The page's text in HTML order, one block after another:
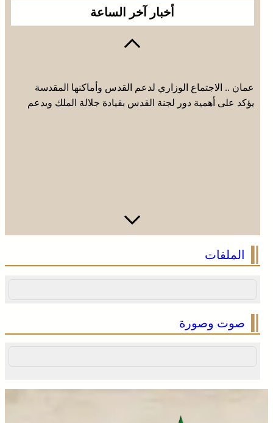
أخبار آخر الساعة
عمان .. الاجتماع الوزاري لدعم القدس وأماكنها المقدسة
يؤكد على أهمية دور لجنة القدس بقيادة جلالة الملك ويدعم
الملفات
صوت وصورة